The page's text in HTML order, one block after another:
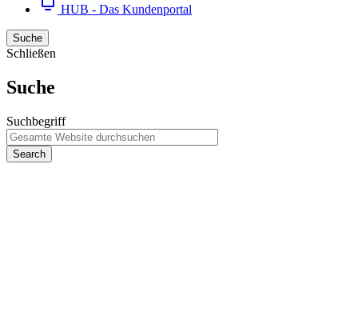
HUB - Das Kundenportal
Suche
Schließen
Suche
Suchbegriff